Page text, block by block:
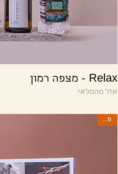
Relax - מצפה רמון
אזל מהמלאי
פסח